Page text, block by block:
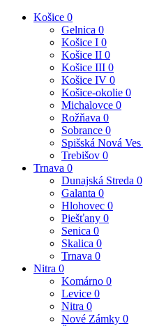
Košice 0
Gelnica 0
Košice I 0
Košice II 0
Košice III 0
Košice IV 0
Košice-okolie 0
Michalovce 0
Rožňava 0
Sobrance 0
Spišská Nová Ves
Trebišov 0
Trnava 0
Dunajská Streda 0
Galanta 0
Hlohovec 0
Piešťany 0
Senica 0
Skalica 0
Trnava 0
Nitra 0
Komárno 0
Levice 0
Nitra 0
Nové Zámky 0